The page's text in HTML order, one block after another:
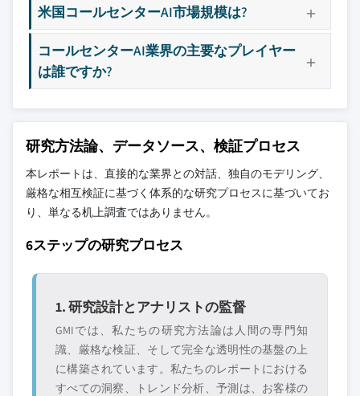
米国コールセンターAI市場規模は?
コールセンターAI業界の主要なプレイヤー
は誰ですか?
研究方法論、データソース、検証プロセス
本レポートは、直接的な業界との対話、独自のモデリング、
厳格な相互検証に基づく体系的な研究プロセスに基づいてお
り、単なる机上調査ではありません。
6ステップの研究プロセス
1. 研究設計とアナリストの監督
GMIでは、私たちの研究方法論は人間の専門知
識、厳格な検証、そして完全な透明性の基盤の上
に構築されています。私たちのレポートにおける
すべての洞察、トレンド分析、予測は、お客様の